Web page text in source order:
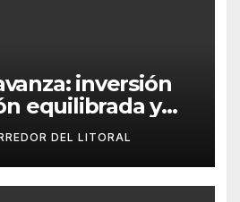
inversión
equilibrada y
DEL LITORAL